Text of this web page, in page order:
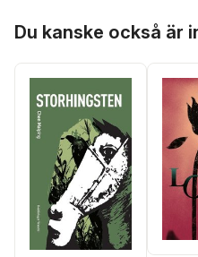
Jonas
Horace
Hammar
Jönsson
Maiping ,
Rydstedt
Schiöler,
Sjögren,
Sonnevi,
Du kanske också är